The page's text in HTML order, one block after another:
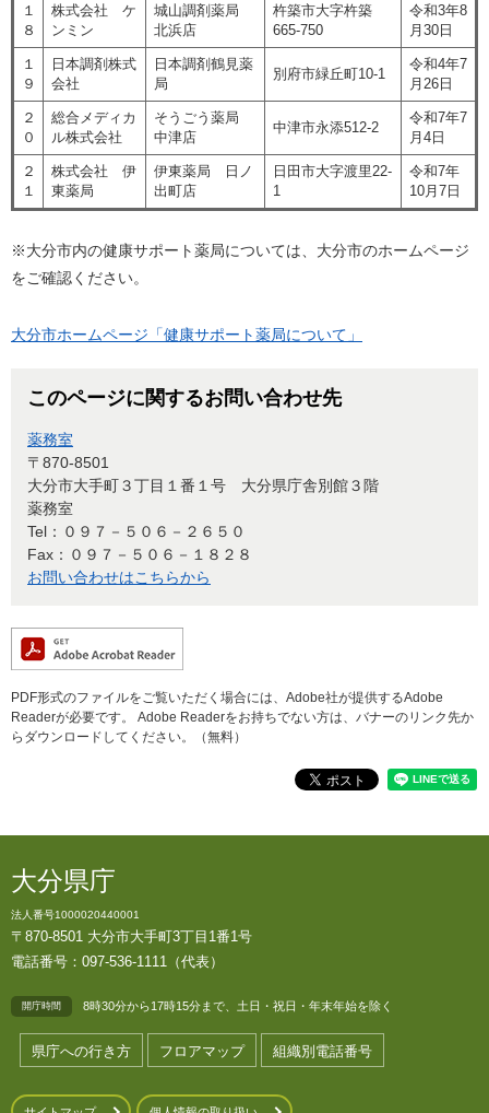
１
８
株式会社 ケ
ンミン
城山調剤薬局
北浜店
杵築市大字杵築
665-750
令和3年8
月30日
１
９
日本調剤株式
会社
日本調剤鶴見薬
局
別府市緑丘町10-1
令和4年7
月26日
２
０
総合メディカ
ル株式会社
そうごう薬局
中津店
中津市永添512-2
令和7年7
月4日
２
１
株式会社 伊
東薬局
伊東薬局 日ノ
出町店
日田市大字渡里22-
1
令和7年
10月7日
※大分市内の健康サポート薬局については、大分市のホームページ
をご確認ください。
大分市ホームページ「健康サポート薬局について」
このページに関するお問い合わせ先
薬務室
〒870-8501
大分市大手町３丁目１番１号 大分県庁舎別館３階
薬務室
Tel：０９７－５０６－２６５０
Fax：０９７－５０６－１８２８
お問い合わせはこちらから
PDF形式のファイルをご覧いただく場合には、Adobe社が提供するAdobe
Readerが必要です。
Adobe Readerをお持ちでない方は、バナーのリンク先か
らダウンロードしてください。（無料）
大分県庁
法人番号1000020440001
〒870-8501 大分市大手町3丁目1番1号
電話番号：097-536-1111（代表）
開庁時間 8時30分から17時15分まで、土日・祝日・年末年始を除く
県庁への行き方 フロアマップ 組織別電話番号